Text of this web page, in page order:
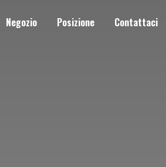
Negozio Posizione Contattaci